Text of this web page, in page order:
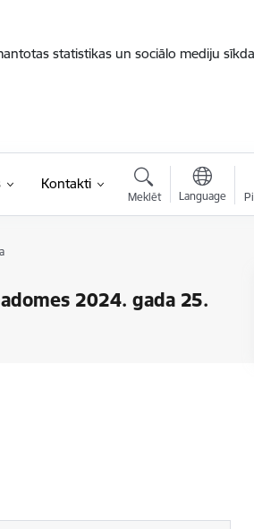
statistikas un sociālo mediju
Kontakti
Meklēt Language
2024. gada 25.